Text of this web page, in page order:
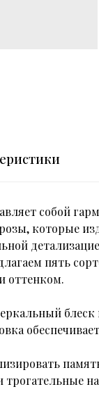
собой
которые
пять
оттенком.
блеск
трогательные